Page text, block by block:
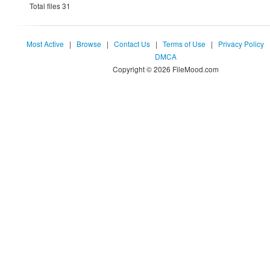
Total files 31
Most Active | Browse | Contact Us | Terms of Use | Privacy Policy
DMCA
Copyright © 2026 FileMood.com